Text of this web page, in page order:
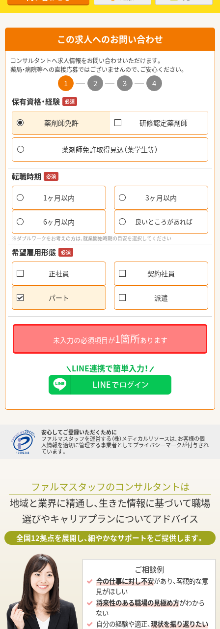
この求人へのお問い合わせ
コンサルタントへ求人情報をお問い合わせいただけます。
薬局・病院等への直接応募ではございませんので、ご安心ください。
1 2 3
4
保有資格・経験
必須
薬剤師免許 研修認定薬剤師
薬剤師免許取得見込（薬学生等）
転職時期 必須
1ヶ月以内 3ヶ月以内
6ヶ月以内 良いところがあれば
※ダブルワークをお考えの方は、就業開始時期の目安を選択してください
希望雇用形態 必須
正社員 契約社員
パート 派遣
未入力の必須項目が1箇所あります
LINE連携で簡単入力！
安心してご登録いただくために
ファルマスタッフを運営する（株）メディカルリソースは、お客様の個
人情報を適切に管理する事業者としてプライバシーマークが付与され
ています。
ファルマスタッフのコンサルタントは
地域と業界に精通し、生きた情報に基づいて職場
選びやキャリアプランについてアドバイス
全国12拠点を展開し、細やかなサポートをご提供します。
ご相談例
今の仕事に対し不安があり、客観的な意
見がほしい
将来性のある職場の見極め方がわから
ない
自分の経験や適正、現状を振り返りたい